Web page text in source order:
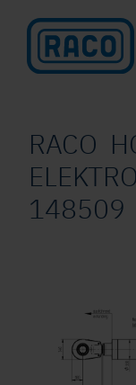
RACO
148509